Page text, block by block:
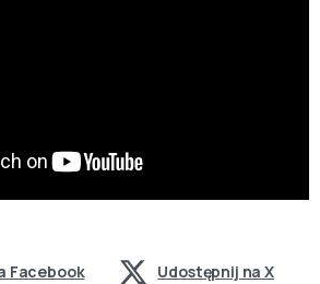
Facebook Udostępnij na X